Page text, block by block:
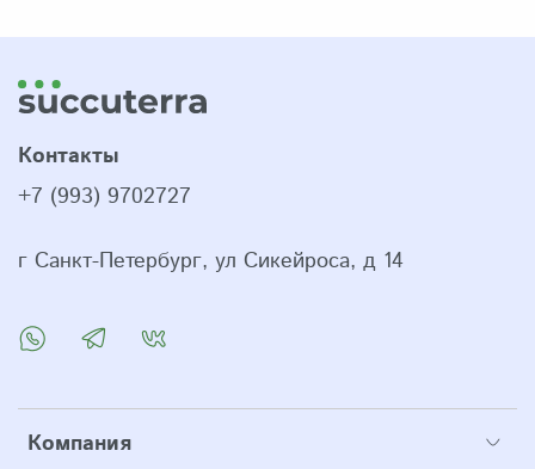
Компания
Контакты
+7 (993) 9702727
г Санкт-Петербург, ул Сикейроса, д 14